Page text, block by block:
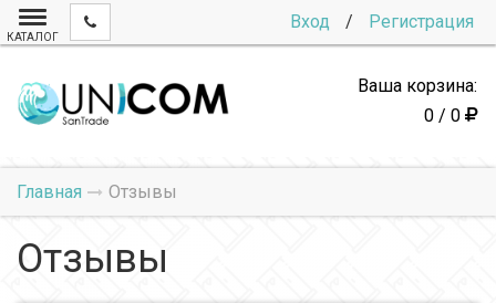
Вход / Регистрация
КАТАЛОГ
Ваша корзина:
0 / 0
Главная Отзывы
Отзывы